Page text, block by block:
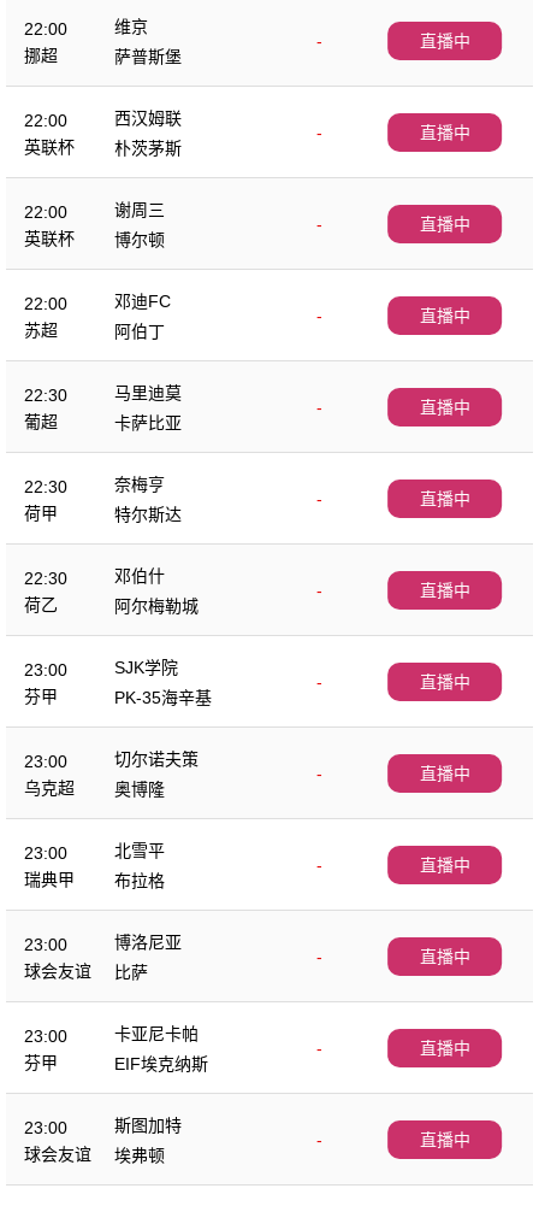
22:00
挪超
维京
-
萨普斯堡
直播中
22:00
英联杯
西汉姆联
-
朴茨茅斯
直播中
22:00
英联杯
谢周三
-
博尔顿
直播中
22:00
苏超
邓迪FC
-
阿伯丁
直播中
22:30
葡超
马里迪莫
-
卡萨比亚
直播中
22:30
荷甲
奈梅亨
-
特尔斯达
直播中
22:30
荷乙
邓伯什
-
阿尔梅勒城
直播中
23:00
芬甲
SJK学院
-
PK-35海辛基
直播中
23:00
乌克超
切尔诺夫策
-
奥博隆
直播中
23:00
瑞典甲
北雪平
-
布拉格
直播中
23:00
球会友谊
博洛尼亚
-
比萨
直播中
23:00
芬甲
卡亚尼卡帕
-
EIF埃克纳斯
直播中
23:00
球会友谊
斯图加特
-
埃弗顿
直播中